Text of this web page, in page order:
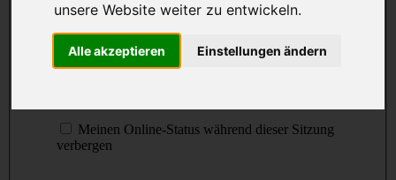
unsere Website weiter zu entwickeln.
Alle akzeptieren Einstellungen ändern
Benutzername:
Passwort:
Meinen Online-Status während dieser Sitzung
verbergen